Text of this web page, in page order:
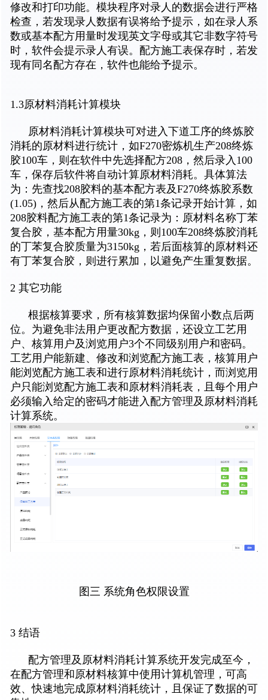
修改和打印功能。模块程序对录人的数据会进行严格
检查，若发现录人数据有误将给予提示，如在录人系
数或基本配方用量时发现英文字母或其它非数字符号
时，软件会提示录人有误。配方施工表保存时，若发
现有同名配方存在，软件也能给予提示。
1.3原材料消耗计算模块
原材料消耗计算模块可对进入下道工序的终炼胶
消耗的原材料进行统计，如F270密炼机生产208终炼
胶100车，则在软件中先选择配方208，然后录入100
车，保存后软件将自动计算原材料消耗。具体算法
为：先查找208胶料的基本配方表及F270终炼胶系数
(1.05)，然后从配方施工表的第1条记录开始计算，如
208胶料配方施工表的第1条记录为：原材料名称丁苯
复合胶，基本配方用量30kg，则100车208终炼胶消耗
的丁苯复合胶质量为3150kg，若后面核算的原材料还
有丁苯复合胶，则进行累加，以避免产生重复数据。
2 其它功能
根据核算要求，所有核算数据均保留小数点后两
位。为避免非法用户更改配方数据，还设立工艺用
户、核算用户及浏览用户3个不同级别用户和密码。
工艺用户能新建、修改和浏览配方施工表，核算用户
能浏览配方施工表和进行原材料消耗统计，而浏览用
户只能浏览配方施工表和原材料消耗表，且每个用户
必须输入给定的密码才能进入配方管理及原材料消耗
计算系统。
图三 系统角色权限设置
3 结语
配方管理及原材料消耗计算系统开发完成至今，
在配方管理和原材料核算中使用计算机管理，可高
效、快速地完成原材料消耗统计，且保证了数据的可